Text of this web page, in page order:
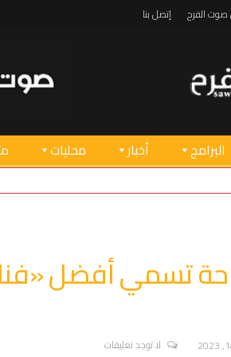
الفرح إتصل بنا
البرامج أخبار محليات
تسمي أفضل
لا توجد تعليقات